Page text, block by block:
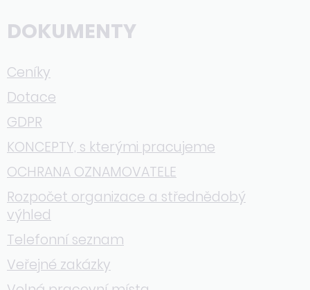
DOKUMENTY
Ceníky
Dotace
GDPR
KONCEPTY, s kterými pracujeme
OCHRANA OZNAMOVATELE
Rozpočet organizace a střednědobý
výhled
Telefonní seznam
Veřejné zakázky